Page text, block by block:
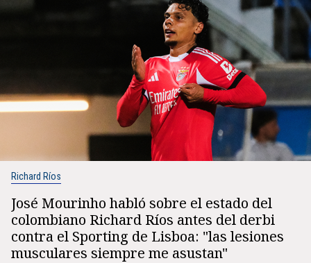
Richard Ríos
José Mourinho habló sobre el estado del
colombiano Richard Ríos antes del derbi
contra el Sporting de Lisboa: "las lesiones
musculares siempre me asustan"